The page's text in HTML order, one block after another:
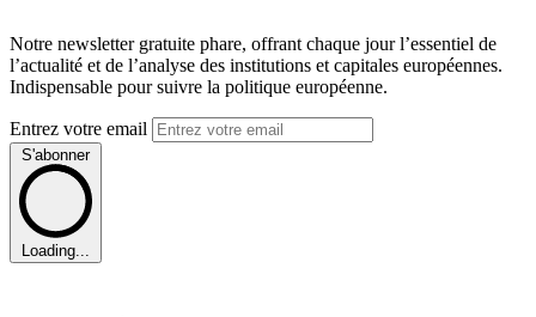
Notre newsletter gratuite phare, offrant chaque jour l’essentiel de
l’actualité et de l’analyse des institutions et capitales européennes.
Indispensable pour suivre la politique européenne.
Entrez votre email
S'abonner
Loading...